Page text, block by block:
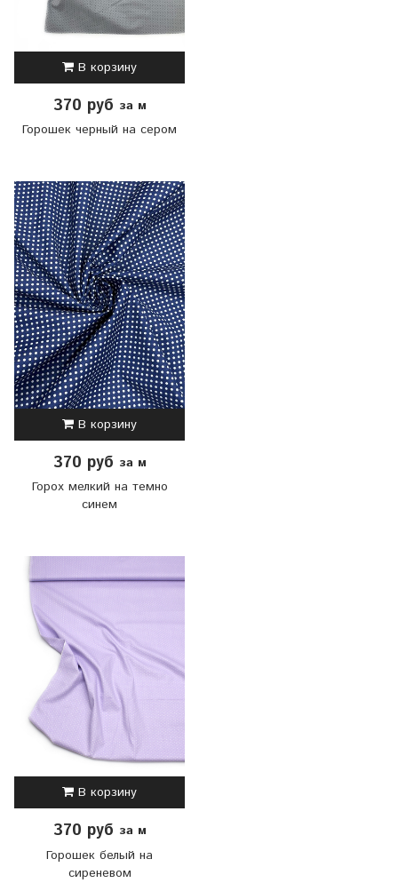
В корзину
370 руб за м
Горошек черный на сером
В корзину
370 руб за м
Горох мелкий на темно
синем
В корзину
370 руб за м
Горошек белый на
сиреневом